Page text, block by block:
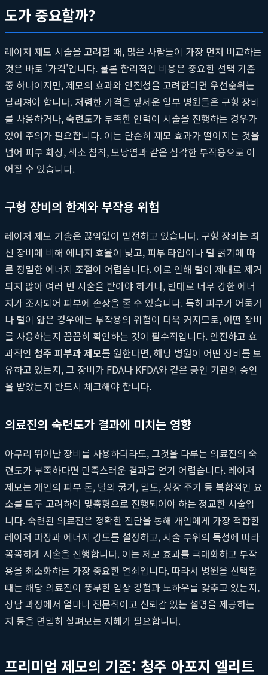
도가 중요할까?
레이저 제모 시술을 고려할 때, 많은 사람들이 가장 먼저 비교하는
것은 바로 '가격'입니다. 물론 합리적인 비용은 중요한 선택 기준
중 하나이지만, 제모의 효과와 안전성을 고려한다면 우선순위는
달라져야 합니다. 저렴한 가격을 앞세운 일부 병원들은 구형 장비
를 사용하거나, 숙련도가 부족한 인력이 시술을 진행하는 경우가
있어 주의가 필요합니다. 이는 단순히 제모 효과가 떨어지는 것을
넘어 피부 화상, 색소 침착, 모낭염과 같은 심각한 부작용으로 이
어질 수 있습니다.
구형 장비의 한계와 부작용 위험
레이저 제모 기술은 끊임없이 발전하고 있습니다. 구형 장비는 최
신 장비에 비해 에너지 효율이 낮고, 피부 타입이나 털 굵기에 따
른 정밀한 에너지 조절이 어렵습니다. 이로 인해 털이 제대로 제거
되지 않아 여러 번 시술을 받아야 하거나, 반대로 너무 강한 에너
지가 조사되어 피부에 손상을 줄 수 있습니다. 특히 피부가 어둡거
나 털이 얇은 경우에는 부작용의 위험이 더욱 커지므로, 어떤 장비
를 사용하는지 꼼꼼히 확인하는 것이 필수적입니다. 안전하고 효
과적인 청주 피부과 제모를 원한다면, 해당 병원이 어떤 장비를 보
유하고 있는지, 그 장비가 FDA나 KFDA와 같은 공인 기관의 승인
을 받았는지 반드시 체크해야 합니다.
의료진의 숙련도가 결과에 미치는 영향
아무리 뛰어난 장비를 사용하더라도, 그것을 다루는 의료진의 숙
련도가 부족하다면 만족스러운 결과를 얻기 어렵습니다. 레이저
제모는 개인의 피부 톤, 털의 굵기, 밀도, 성장 주기 등 복합적인 요
소를 모두 고려하여 맞춤형으로 진행되어야 하는 정교한 시술입
니다. 숙련된 의료진은 정확한 진단을 통해 개인에게 가장 적합한
레이저 파장과 에너지 강도를 설정하고, 시술 부위의 특성에 따라
꼼꼼하게 시술을 진행합니다. 이는 제모 효과를 극대화하고 부작
용을 최소화하는 가장 중요한 열쇠입니다. 따라서 병원을 선택할
때는 해당 의료진이 풍부한 임상 경험과 노하우를 갖추고 있는지,
상담 과정에서 얼마나 전문적이고 신뢰감 있는 설명을 제공하는
지 등을 면밀히 살펴보는 지혜가 필요합니다.
프리미엄 제모의 기준: 청주 아포지 엘리트